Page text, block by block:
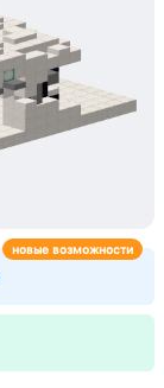
новые возможности